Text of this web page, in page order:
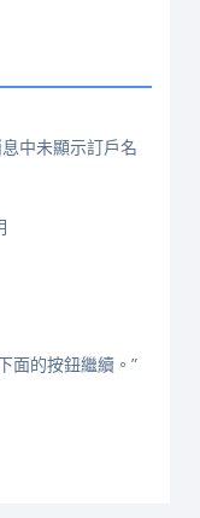
中未顯示訂戶名
面的按鈕繼續。”